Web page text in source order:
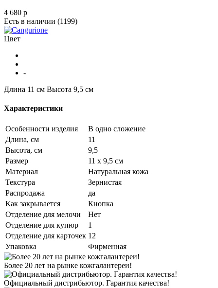
4 680 p
Есть в наличии (1199)
Цвет
-
Длина 11 см Высота 9,5 см
Характеристики
Особенности изделия
В одно сложение
Длина, см
11
Высота, см
9,5
Размер
11 х 9,5 см
Материал
Натуральная кожа
Текстура
Зернистая
Распродажа
да
Как закрывается
Кнопка
Отделение для мелочи
Нет
Отделение для купюр
1
Отделение для карточек 12
Упаковка
Фирменная
Более 20 лет на рынке кожгалантереи!
Официальный дистрибьютор. Гарантия качества!